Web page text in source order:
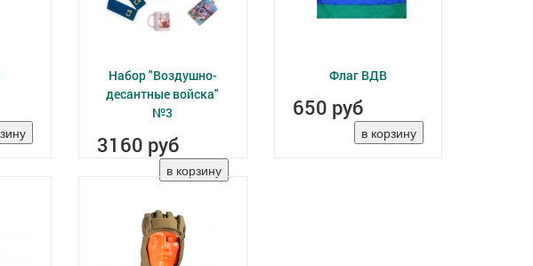
Набор "Воздушно-
десантные войска"
№3
3160 руб
Флаг ВДВ
650 руб